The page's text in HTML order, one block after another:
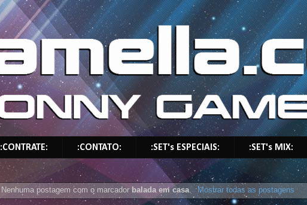
:CONTRATE: :CONTATO: :SET's ESPECIAIS: :SET's MIX:
Nenhuma postagem com o marcador balada em casa. Mostrar todas as postagens